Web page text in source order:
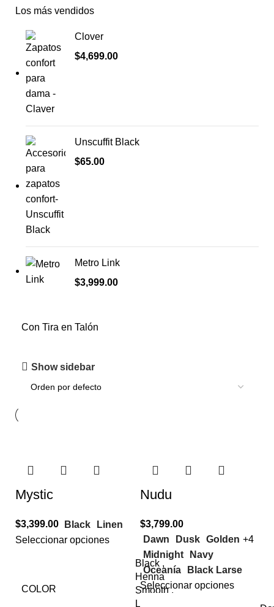
Los más vendidos
Clover
$4,699.00
Unscuffit Black
$65.00
Metro Link
$3,999.00
Con Tira en Talón
Show sidebar
Mystic
$3,399.00 Black
Linen
Seleccionar opciones
COLOR
Black ,
Henna
Smooth,
Linen
Nudu
$3,799.00
Dawn
Dusk Golden +4
Midnight
Navy
Oceanía
Black Larse
Seleccionar opciones